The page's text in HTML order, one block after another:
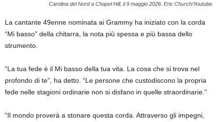
Carolina del Nord a Chapel Hill, il 9 maggio 2026. Eric Church/Youtube
La cantante 49enne nominata ai Grammy ha iniziato con la corda
“Mi basso” della chitarra, la nota più spessa e più bassa dello
strumento.
“La tua fede è il Mi basso della tua vita. La cosa che si trova nel
profondo di te”, ha detto. “Le persone che custodiscono la propria
fede nelle stagioni ordinarie non si disfano in quelle straordinarie.”
“Il mondo proverà a stonare questa corda. Attraverso gli impegni,